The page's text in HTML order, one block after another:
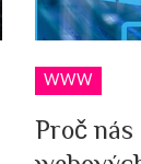
WWW
Proč